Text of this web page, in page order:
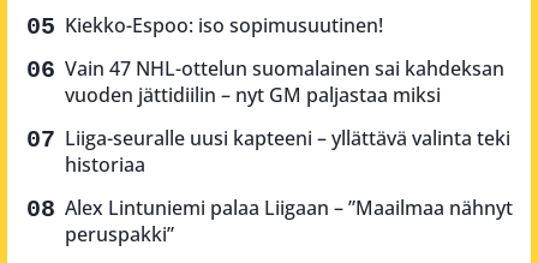
Kiekko-Espoo: iso sopimusuutinen!
Vain 47 NHL-ottelun suomalainen sai kahdeksan
vuoden jättidiilin – nyt GM paljastaa miksi
Liiga-seuralle uusi kapteeni – yllättävä valinta teki
historiaa
Alex Lintuniemi palaa Liigaan – ”Maailmaa nähnyt
peruspakki”